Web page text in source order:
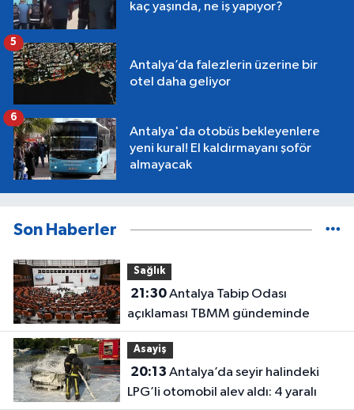
kaç yaşında, ne iş yapıyor?
Antalya’da falezlerin üzerine bir
otel daha geliyor
5
Antalya'da otobüs bekleyenlere
yeni kural! El kaldırmayanı şoför
almayacak
6
Son Haberler
Sağlık
21:30Antalya Tabip Odası
açıklaması TBMM gündeminde
Asayiş
20:13
LPG’li otomobil alev aldı: 4 yaralı